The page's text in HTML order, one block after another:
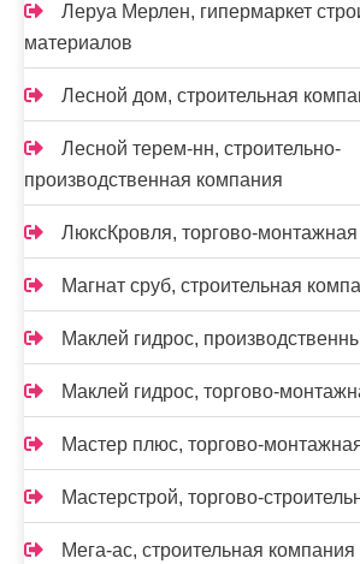
Леруа Мерлен, гипермаркет
материалов
Лесной дом, строительная
Лесной терем-нн, строительно-
производственная компания
ЛюксКровля, торгово-
Магнат сруб, строительная
Маклей гидрос,
Маклей гидрос, торгово-
Мастер плюс, торгово-
Мастерстрой, торгово-
Мега-ас, строительная компания